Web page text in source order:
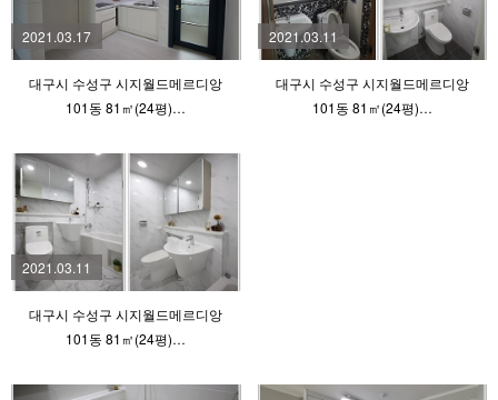
2021.03.17
대구시 수성구 시지월드메르디앙
101동 81㎡(24평)…
2021.03.11
대구시 수성구 시지월드메르디앙
101동 81㎡(24평)…
2021.03.11
대구시 수성구 시지월드메르디앙
101동 81㎡(24평)…